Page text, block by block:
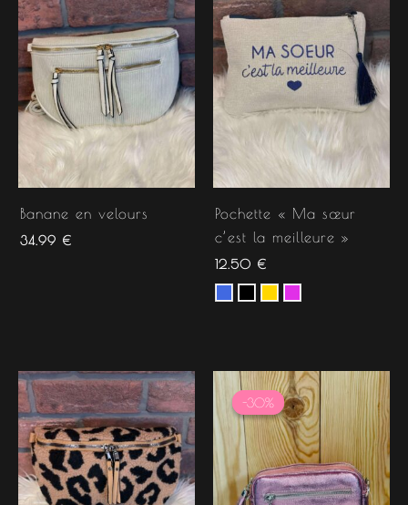
Banane en velours
34.99 €
Pochette « Ma sœur
c’est la meilleure »
12.50 €
-30%
-30%
Le
prix
initial
était :
39.99 €.
prix
actuel
est :
27.99 €.